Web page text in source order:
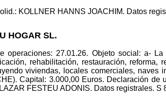
KOLLNER HANNS JOACHIM. Datos
HOGAR SL.
operaciones: 27.01.26. Objeto social: a-
rehabilitación, restauración,
viviendas, locales comerciales,
Capital: 3.000,00 Euros. Declaración
FESTEU ADONIS. Datos registrales. S